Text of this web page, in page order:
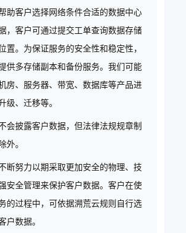
助客户选择网络条件合适的数据中心
，客户可通过提交工单查询数据存储
置。为保证服务的安全性和稳定性，
供多存储副本和备份服务。我们可能
房、服务器、带宽、数据库等产品进
级、迁移等。
会披露客户数据，但法律法规规章制
外。
断努力以期采取更加安全的物理、技
安全管理来保护客户数据。客户在使
的过程中，可依据溯荒云规则自行选
户数据。